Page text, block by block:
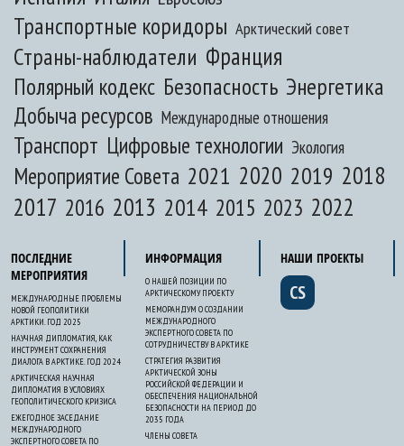
Транспортные коридоры Арктический совет
Страны-наблюдатели Франция
Полярный кодекс Безопасность Энергетика
Добыча ресурсов Международные отношения
Транспорт Цифровые технологии Экология
Мероприятие Совета 2021 2020 2019 2018
2017 2016 2013 2014 2015 2023 2022
ПОСЛЕДНИЕ
МЕРОПРИЯТИЯ
МЕЖДУНАРОДНЫЕ ПРОБЛЕМЫ
НОВОЙ ГЕОПОЛИТИКИ
АРКТИКИ. ГОД 2025
НАУЧНАЯ ДИПЛОМАТИЯ, КАК
ИНСТРУМЕНТ СОХРАНЕНИЯ
ДИАЛОГА В АРКТИКЕ. ГОД 2024
АРКТИЧЕСКАЯ НАУЧНАЯ
ДИПЛОМАТИЯ В УСЛОВИЯХ
ГЕОПОЛИТИЧЕСКОГО КРИЗИСА
ЕЖЕГОДНОЕ ЗАСЕДАНИЕ
МЕЖДУНАРОДНОГО
ЭКСПЕРТНОГО СОВЕТА ПО
ИНФОРМАЦИЯ
О НАШЕЙ ПОЗИЦИИ ПО
АРКТИЧЕСКОМУ ПРОЕКТУ
МЕМОРАНДУМ О СОЗДАНИИ
МЕЖДУНАРОДНОГО
ЭКСПЕРТНОГО СОВЕТА ПО
СОТРУДНИЧЕСТВУ В АРКТИКЕ
СТРАТЕГИЯ РАЗВИТИЯ
АРКТИЧЕСКОЙ ЗОНЫ
РОССИЙСКОЙ ФЕДЕРАЦИИ И
ОБЕСПЕЧЕНИЯ НАЦИОНАЛЬНОЙ
БЕЗОПАСНОСТИ НА ПЕРИОД ДО
2035 ГОДА
ЧЛЕНЫ СОВЕТА
НАШИ ПРОЕКТЫ
CS